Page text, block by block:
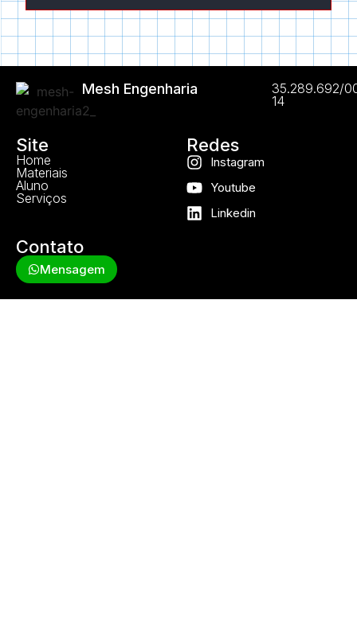
Mesh Engenharia
35.289.692/
14
Site
Home
Materiais
Aluno
Serviços
Redes
Instagram
Youtube
Linkedin
Contato
Mensagem